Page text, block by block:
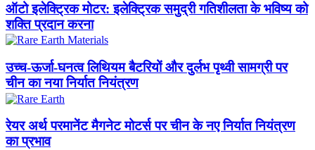
ऑटो इलेक्ट्रिक मोटर: इलेक्ट्रिक समुद्री गतिशीलता के भविष्य को
शक्ति प्रदान करना
उच्च-ऊर्जा-घनत्व लिथियम बैटरियों और दुर्लभ पृथ्वी सामग्री पर
चीन का नया निर्यात नियंत्रण
रेयर अर्थ परमानेंट मैगनेट मोटर्स पर चीन के नए निर्यात नियंत्रण
का प्रभाव